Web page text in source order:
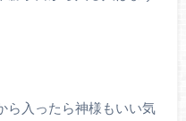
ら入ったら神様もいい気